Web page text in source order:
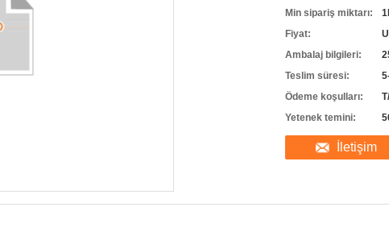
Min sipariş miktarı:
Fiyat:
Ambalaj bilgileri:
Teslim süresi:
Ödeme koşulları:
Yetenek temini:
İletişim